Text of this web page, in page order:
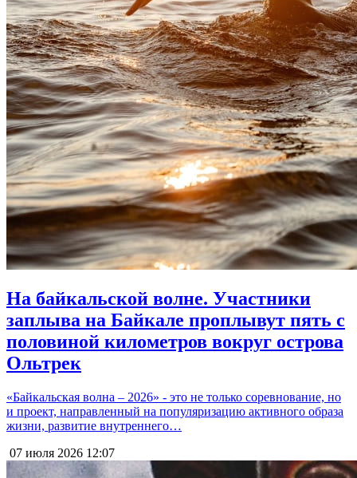
На байкальской волне. Участники
заплыва на Байкале проплывут пять с
половиной километров вокруг острова
Ольтрек
«Байкальская волна – 2026» - это не только соревнование, но
и проект, направленный на популяризацию активного образа
жизни, развитие внутреннего…
07 июля 2026 12:07